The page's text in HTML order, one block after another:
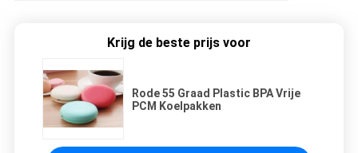
Krijg de beste prijs voor
Rode 55 Graad Plastic BPA Vrije
PCM Koelpakken